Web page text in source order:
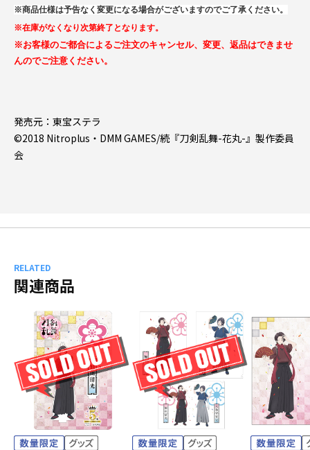
※商品仕様は予告なく変更になる場合がございますのでご了承ください。
※在庫がなくなり次第終了となります。
※お客様のご都合によるご注文のキャンセル、変更、返品はできませ
んのでご注意ください。
発売元：東宝ステラ
©2018 Nitroplus・DMM GAMES/続『刀剣乱舞-花丸-』製作委員
会
RELATED
関連商品